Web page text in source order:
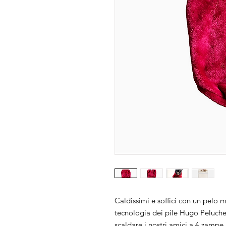
Caldissimi e soffici con un pelo
tecnologia dei pile Hugo